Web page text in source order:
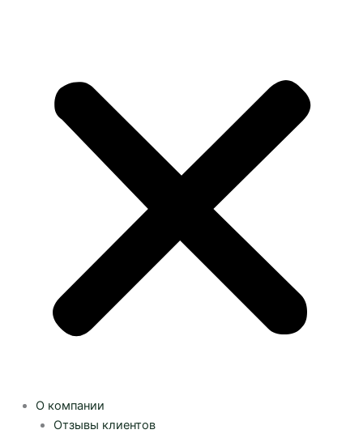
О компании
Отзывы клиентов